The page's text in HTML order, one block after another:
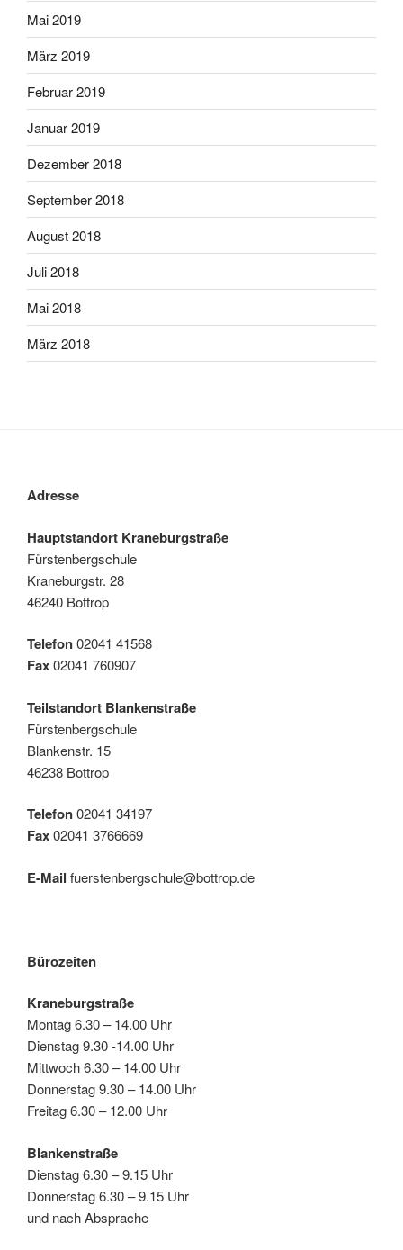
Mai 2019
März 2019
Februar 2019
Januar 2019
Dezember 2018
September 2018
August 2018
Juli 2018
Mai 2018
März 2018
Adresse
Hauptstandort Kraneburgstraße
Fürstenbergschule
Kraneburgstr. 28
46240 Bottrop
Telefon02041 41568
Fax02041 760907
Teilstandort Blankenstraße
Fürstenbergschule
Blankenstr. 15
46238 Bottrop
Telefon02041 34197
Fax02041 3766669
E-Mail fuerstenbergschule@bottrop.de
Bürozeiten
Kraneburgstraße
Montag 6.30 – 14.00 Uhr
Dienstag 9.30 -14.00 Uhr
Mittwoch 6.30 – 14.00 Uhr
Donnerstag 9.30 – 14.00 Uhr
Freitag 6.30 – 12.00 Uhr
Blankenstraße
Dienstag 6.30 – 9.15 Uhr
Donnerstag 6.30 – 9.15 Uhr
und nach Absprache